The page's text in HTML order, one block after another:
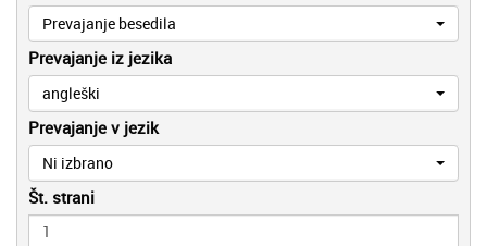
Prevajanje besedila
Prevajanje iz jezika
angleški
Prevajanje v jezik
Ni izbrano
Št. strani